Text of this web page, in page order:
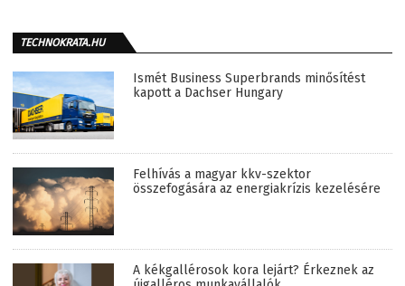
TECHNOKRATA.HU
Ismét Business Superbrands minősítést
kapott a Dachser Hungary
Felhívás a magyar kkv-szektor
összefogására az energiakrízis kezelésére
A kékgallérosok kora lejárt? Érkeznek az